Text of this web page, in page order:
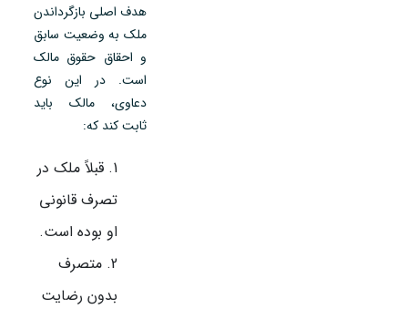
هدف اصلی بازگرداندن
ملک به وضعیت سابق
و احقاق حقوق مالک
است. در این نوع
دعاوی، مالک باید
ثابت کند که:
قبلاً ملک در
تصرف قانونی
او بوده است.
متصرف
بدون رضایت